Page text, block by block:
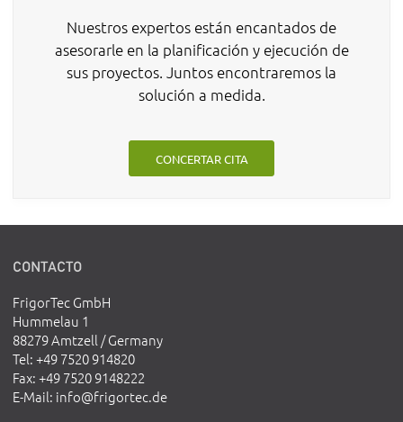
Nuestros expertos están encantados de
asesorarle en la planificación y ejecución de
sus proyectos. Juntos encontraremos la
solución a medida.
CONCERTAR CITA
CONTACTO
FrigorTec GmbH
Hummelau 1
88279 Amtzell / Germany
Tel: +49 7520 914820
Fax: +49 7520 9148222
E-Mail: info@frigortec.de